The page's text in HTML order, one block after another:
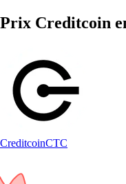
Prix Creditcoin
CreditcoinCTC